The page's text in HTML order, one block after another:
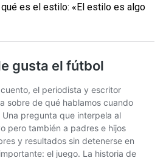
es el estilo: «El estilo es algo